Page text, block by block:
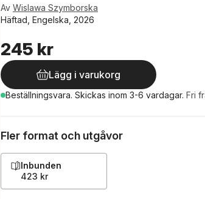
Av Wislawa Szymborska
Häftad, Engelska, 2026
245 kr
Lägg i varukorg
Beställningsvara. Skickas inom 3-6 vardagar. Fri
Fler format och utgåvor
Inbunden
423 kr